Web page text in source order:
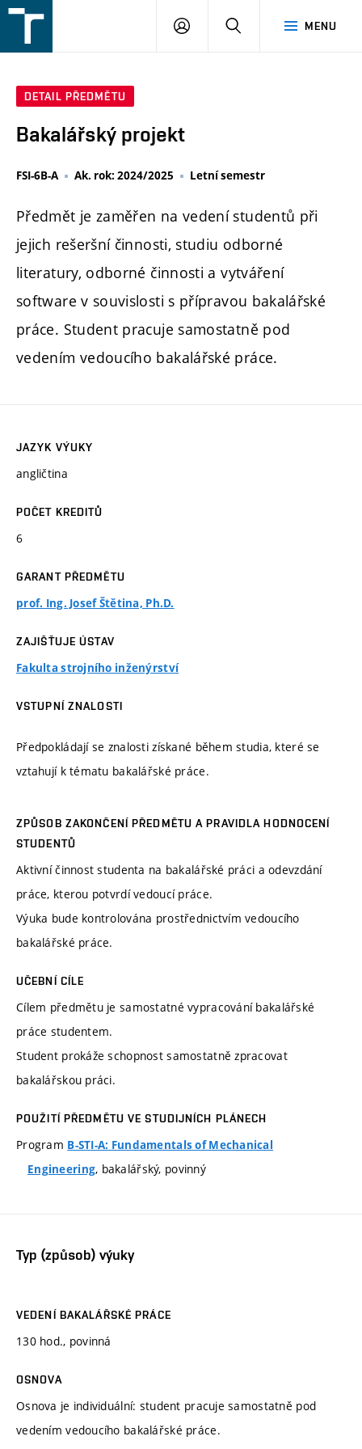
v
MENU
PŘIHLÁŠENÍ
DETAIL PŘEDMĚTU
Bakalářský projekt
FSI-6B-A Ak. rok: 2024/2025 Letní semestr
Předmět je zaměřen na vedení studentů při
jejich rešeršní činnosti, studiu odborné
literatury, odborné činnosti a vytváření
software v souvislosti s přípravou bakalářské
práce. Student pracuje samostatně pod
vedením vedoucího bakalářské práce.
JAZYK VÝUKY
angličtina
POČET KREDITŮ
6
GARANT PŘEDMĚTU
prof. Ing. Josef Štětina, Ph.D.
ZAJIŠŤUJE ÚSTAV
Fakulta strojního inženýrství
VSTUPNÍ ZNALOSTI
Předpokládají se znalosti získané během studia, které se
vztahují k tématu bakalářské práce.
ZPŮSOB ZAKONČENÍ PŘEDMĚTU A PRAVIDLA HODNOCENÍ
STUDENTŮ
Aktivní činnost studenta na bakalářské práci a odevzdání
práce, kterou potvrdí vedoucí práce.
Výuka bude kontrolována prostřednictvím vedoucího
bakalářské práce.
UČEBNÍ CÍLE
Cílem předmětu je samostatné vypracování bakalářské
práce studentem.
Student prokáže schopnost samostatně zpracovat
bakalářskou práci.
POUŽITÍ PŘEDMĚTU VE STUDIJNÍCH PLÁNECH
Program B-STI-A: Fundamentals of Mechanical
Engineering, bakalářský, povinný
Typ (způsob) výuky
VEDENÍ BAKALÁŘSKÉ PRÁCE
130 hod., povinná
OSNOVA
Osnova je individuální: student pracuje samostatně pod
vedením vedoucího bakalářské práce.